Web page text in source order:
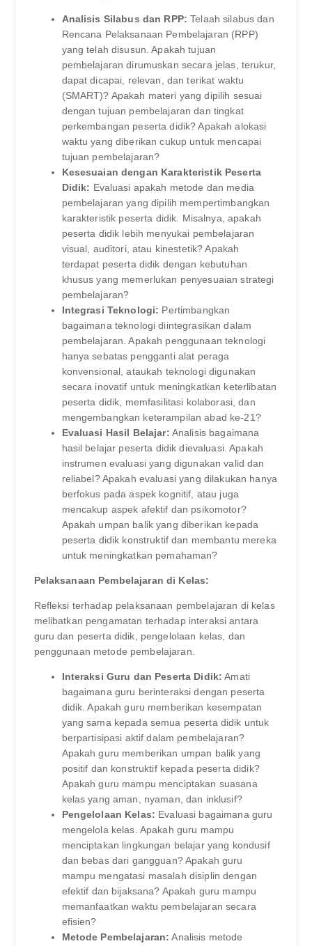
Analisis Silabus dan RPP: Telaah silabus dan
Rencana Pelaksanaan Pembelajaran (RPP)
yang telah disusun. Apakah tujuan
pembelajaran dirumuskan secara jelas, terukur,
dapat dicapai, relevan, dan terikat waktu
(SMART)? Apakah materi yang dipilih sesuai
dengan tujuan pembelajaran dan tingkat
perkembangan peserta didik? Apakah alokasi
waktu yang diberikan cukup untuk mencapai
tujuan pembelajaran?
Kesesuaian dengan Karakteristik Peserta
Didik: Evaluasi apakah metode dan media
pembelajaran yang dipilih mempertimbangkan
karakteristik peserta didik. Misalnya, apakah
peserta didik lebih menyukai pembelajaran
visual, auditori, atau kinestetik? Apakah
terdapat peserta didik dengan kebutuhan
khusus yang memerlukan penyesuaian strategi
pembelajaran?
Integrasi Teknologi: Pertimbangkan
bagaimana teknologi diintegrasikan dalam
pembelajaran. Apakah penggunaan teknologi
hanya sebatas pengganti alat peraga
konvensional, ataukah teknologi digunakan
secara inovatif untuk meningkatkan keterlibatan
peserta didik, memfasilitasi kolaborasi, dan
mengembangkan keterampilan abad ke-21?
Evaluasi Hasil Belajar: Analisis bagaimana
hasil belajar peserta didik dievaluasi. Apakah
instrumen evaluasi yang digunakan valid dan
reliabel? Apakah evaluasi yang dilakukan hanya
berfokus pada aspek kognitif, atau juga
mencakup aspek afektif dan psikomotor?
Apakah umpan balik yang diberikan kepada
peserta didik konstruktif dan membantu mereka
untuk meningkatkan pemahaman?
Pelaksanaan Pembelajaran di Kelas:
Refleksi terhadap pelaksanaan pembelajaran di kelas
melibatkan pengamatan terhadap interaksi antara
guru dan peserta didik, pengelolaan kelas, dan
penggunaan metode pembelajaran.
Interaksi Guru dan Peserta Didik: Amati
bagaimana guru berinteraksi dengan peserta
didik. Apakah guru memberikan kesempatan
yang sama kepada semua peserta didik untuk
berpartisipasi aktif dalam pembelajaran?
Apakah guru memberikan umpan balik yang
positif dan konstruktif kepada peserta didik?
Apakah guru mampu menciptakan suasana
kelas yang aman, nyaman, dan inklusif?
Pengelolaan Kelas: Evaluasi bagaimana guru
mengelola kelas. Apakah guru mampu
menciptakan lingkungan belajar yang kondusif
dan bebas dari gangguan? Apakah guru
mampu mengatasi masalah disiplin dengan
efektif dan bijaksana? Apakah guru mampu
memanfaatkan waktu pembelajaran secara
efisien?
Metode Pembelajaran: Analisis metode